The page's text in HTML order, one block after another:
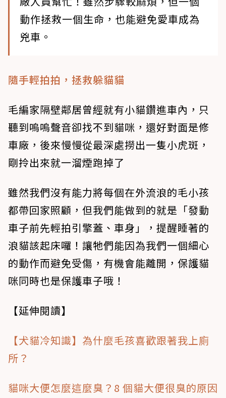
動作拯救一個生命，也能避免愛車成為
兇車。
隨手輕拍拍，拯救躲貓貓
​​毛編家隔壁鄰居曾經就有小貓鑽進車內，只
聽到嗚嗚聲音卻找不到貓咪，還好對面是修
車廠，後來慢慢從最深處撈出一隻小虎斑，
剛拎出來就一溜煙跑掉了​​​​​
​​​雖然我們沒有能力將每個在外流浪的毛小孩
都帶回家照顧，但我們能做到的就是「發動
車子前先輕拍引擎蓋、車身」，提醒睡著的
浪貓該起床囉！讓牠們能因為我們一個細心
的動作而避免受傷，有機會能離開，保護貓
咪同時也是保護車子哦！​​
【延伸閱讀】
【犬貓冷知識】為什麼毛孩喜歡跟著我上廁
所？
貓咪大便怎麼這麼臭？8 個貓大便很臭的原因